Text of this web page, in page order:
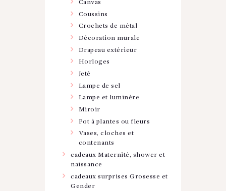
Canvas
Coussins
Crochets de métal
Décoration murale
Drapeau extérieur
Horloges
Jeté
Lampe de sel
Lampe et luminère
Miroir
Pot à plantes ou fleurs
Vases, cloches et
contenants
cadeaux Maternité, shower et
naissance
cadeaux surprises Grosesse et
Gender